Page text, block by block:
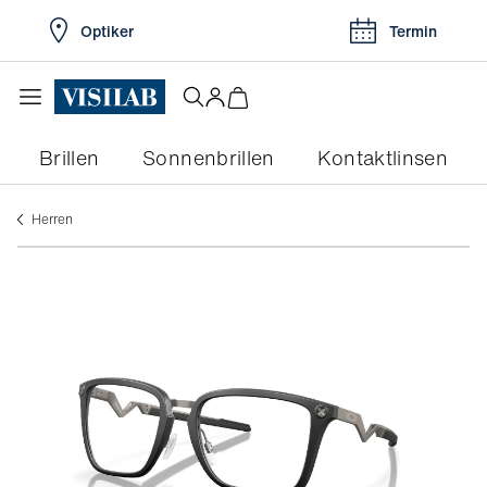
Optiker Termin
Brillen Sonnenbrillen Kontaktlinsen
herren